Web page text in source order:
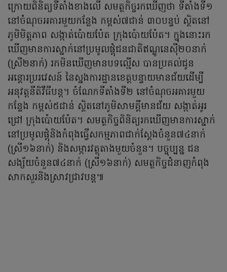
ក្រោយពិនិត្យទីតាំងខាងលើ សមត្ថកិច្ចរកឃើញថា ទីតាំងទី១
នៅចំណុចអគារមួយកន្លែង កម្ពស់៧ជាន់ ៣០បន្ទប់ ស្ថិតនៅ
ភូមិមិត្តភាព សង្កាត់ប៉ោយប៉ែត ក្រុងប៉ោយប៉ែត។ ក្នុងនោះរក
ឃើញមានការស្នាក់នៅប្រមូលផ្តុំជនជាតិឥណ្ឌូនេស៊ី២០នាក់
(ស្រី២នាក់) រកមិនឃើញមានបទល្មើស បានប្រគល់ជូន
អន្តោរប្ររវេសន៍ នៃស្នងការដ្ឋានខេត្តបន្ទាយមានជ័យដើម្បី
អនុវត្តនីតិវីធីបន្ត។ ចំណែកទីតាំងទី២ នៅចំណុចអគារមួយ
កន្លែង កម្ពស់៥ជាន់ ស្ថិតនៅភូមិសាមគ្គីមានជ័យ សង្កាត់អូរ
ជ្រៅ ក្រុងប៉ោយប៉ែត។ សមត្ថកិច្ចពិនិត្យរកឃើញមានការស្នាក់
នៅប្រមូលផ្តុំនិងកំពុងធ្វើសកម្មភាពជាក់ស្តែងចំនួន៧៤នាក់
(ស្រី១៦នាក់) និងសម្ភារវត្ថុតាងមួយចំនួន។ បច្ចុប្បន្ន ជន
សង្ស័យចំនួន៧៤នាក់ (ស្រី១៦នាក់) សមត្ថកិច្ចជំនាញកំពុង
សាកសួរនិងស្រាវជ្រាវបន្ត៕